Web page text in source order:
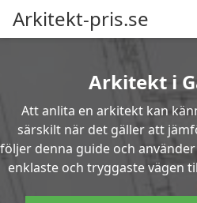
Arkitekt-pris.se
Arkitekt i
Att anlita en arkitekt kan
särskilt när det gäller att
följer denna guide och
enklaste och tryggaste vägen